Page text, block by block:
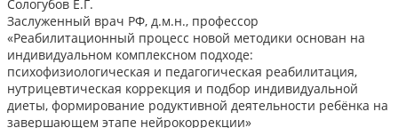
Сологубов Е.Г.
Заслуженный врач РФ, д.м.н., профессор
«Реабилитационный процесс новой методики основан на
индивидуальном комплексном подходе:
психофизиологическая и педагогическая реабилитация,
нутрицевтическая коррекция и подбор индивидуальной
диеты, формирование родуктивной деятельности ребёнка на
завершающем этапе нейрокоррекции»